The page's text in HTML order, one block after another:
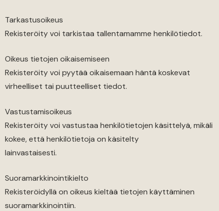
Tarkastusoikeus
Rekisteröity voi tarkistaa tallentamamme henkilötiedot.
Oikeus tietojen oikaisemiseen
Rekisteröity voi pyytää oikaisemaan häntä koskevat
virheelliset tai puutteelliset tiedot.
Vastustamisoikeus
Rekisteröity voi vastustaa henkilötietojen käsittelyä, mikäli
kokee, että henkilötietoja on käsitelty
lainvastaisesti.
Suoramarkkinointikielto
Rekisteröidyllä on oikeus kieltää tietojen käyttäminen
suoramarkkinointiin.